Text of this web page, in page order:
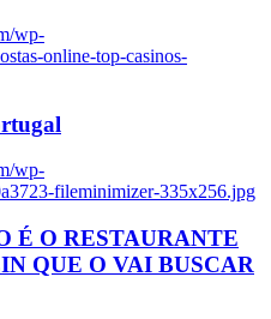
wp-
online-top-casinos-
wp-
fileminimizer-335x256.jpg
É O RESTAURANTE
QUE O VAI BUSCAR